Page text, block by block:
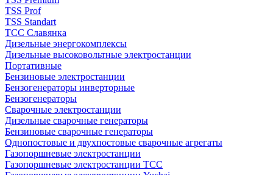
TSS Prof
TSS Standart
ТСС Славянка
Дизельные энергокомплексы
Дизельные высоковольтные электростанции
Портативные
Бензиновые электростанции
Бензогенераторы инверторные
Бензогенераторы
Сварочные электростанции
Дизельные сварочные генераторы
Бензиновые сварочные генераторы
Однопостовые и двухпостовые сварочные агрегаты
Газопоршневые электростанции
Газопоршневые электростанции ТСС